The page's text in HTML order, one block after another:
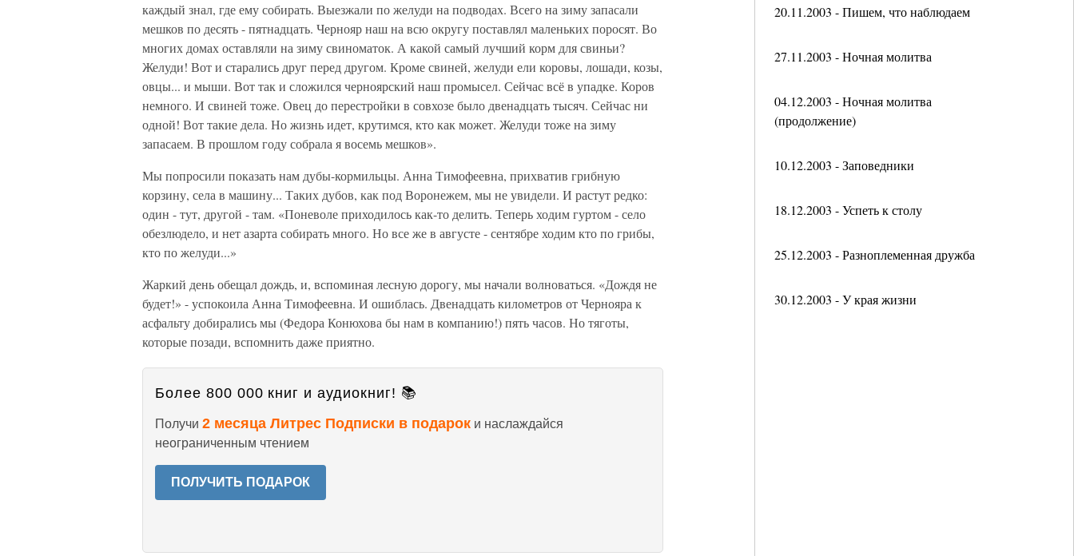
20.11.2003 - Пишем, что наблюдаем
27.11.2003 - Ночная молитва
04.12.2003 - Ночная молитва
(продолжение)
10.12.2003 - Заповедники
18.12.2003 - Успеть к столу
25.12.2003 - Разноплеменная дружба
30.12.2003 - У края жизни
каждый знал, где ему собирать. Выезжали по желуди на подводах. Всего на зиму запасали
мешков по десять - пятнадцать. Чернояр наш на всю округу поставлял маленьких поросят. Во
многих домах оставляли на зиму свиноматок. А какой самый лучший корм для свиньи?
Желуди! Вот и старались друг перед другом. Кроме свиней, желуди ели коровы, лошади, козы,
овцы... и мыши. Вот так и сложился черноярский наш промысел. Сейчас всё в упадке. Коров
немного. И свиней тоже. Овец до перестройки в совхозе было двенадцать тысяч. Сейчас ни
одной! Вот такие дела. Но жизнь идет, крутимся, кто как может. Желуди тоже на зиму
запасаем. В прошлом году собрала я восемь мешков».
Мы попросили показать нам дубы-кормильцы. Анна Тимофеевна, прихватив грибную
корзину, села в машину... Таких дубов, как под Воронежем, мы не увидели. И растут редко:
один - тут, другой - там. «Поневоле приходилось как-то делить. Теперь ходим гуртом - село
обезлюдело, и нет азарта собирать много. Но все же в августе - сентябре ходим кто по грибы,
кто по желуди...»
Жаркий день обещал дождь, и, вспоминая лесную дорогу, мы начали волноваться. «Дождя не
будет!» - успокоила Анна Тимофеевна. И ошиблась. Двенадцать километров от Чернояра к
асфальту добирались мы (Федора Конюхова бы нам в компанию!) пять часов. Но тяготы,
которые позади, вспомнить даже приятно.
Более 800 000 книг и аудиокниг! 📚
Получи 2 месяца Литрес Подписки в подарок и наслаждайся
неограниченным чтением
ПОЛУЧИТЬ ПОДАРОК